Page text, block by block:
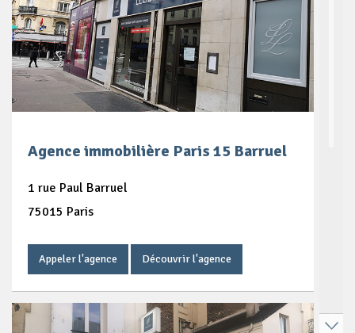
Agence immobilière Paris 15 Barruel
1 rue Paul Barruel
75015 Paris
Appeler l'agence Découvrir l'agence